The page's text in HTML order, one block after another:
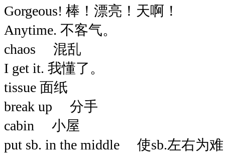
Gorgeous! 棒！漂亮！天啊！
Anytime. 不客气。
chaos 混乱
I get it. 我懂了。
tissue 面纸
break up 分手
cabin 小屋
put sb. in the middle 使sb.左右为难